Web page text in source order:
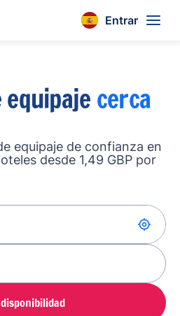
Entrar
equipajecerca
equipaje de confianza en
desde 1,49 GBP por